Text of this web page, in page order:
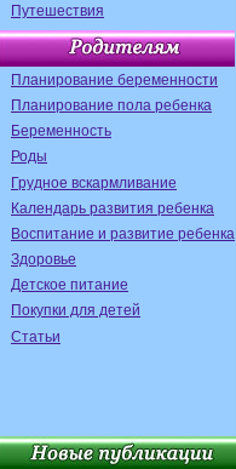
Путешествия
Планирование беременности
Планирование пола ребенка
Беременность
Роды
Грудное вскармливание
Календарь развития ребенка
Воспитание и развитие ребенка
Здоровье
Детское питание
Покупки для детей
Статьи